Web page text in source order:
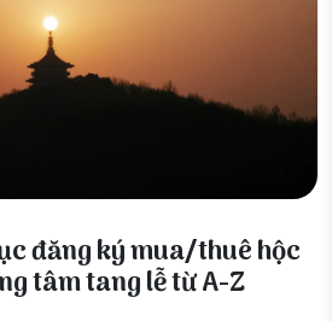
đăng ký mua/thuê hộc
tâm tang lễ từ A-Z